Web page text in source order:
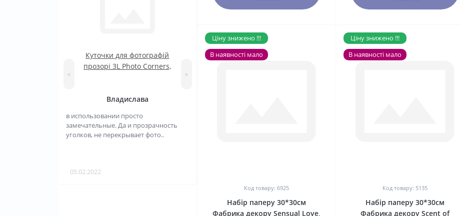
Куточки для фотографій
прозорі 3L Photo Corners,
Владислава
в использовании просто
замечательные. Да и прозрачность
уголков, не перекрывает фото..
05.02.2022
< >
Ціну знижено !!!
В наявності мало
Код товару: 6925
Набір паперу 30*30см
Фабрика декору Sensual Love,
Ціну знижено !!!
В наявності мало
Код товару: 5135
Набір паперу 30*30см
Фабрика декору Scent of